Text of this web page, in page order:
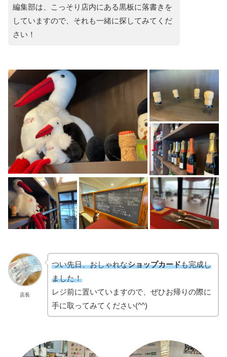
編集部は、こっそり店内にある黒板に落書きを
していますので、それも一緒に探してみてくだ
さい！
店長
つい先日、おしゃれなショップカードも完成し
ました！
レジ前に置いていますので、ぜひお帰りの際に
手に取ってみてください(^^)